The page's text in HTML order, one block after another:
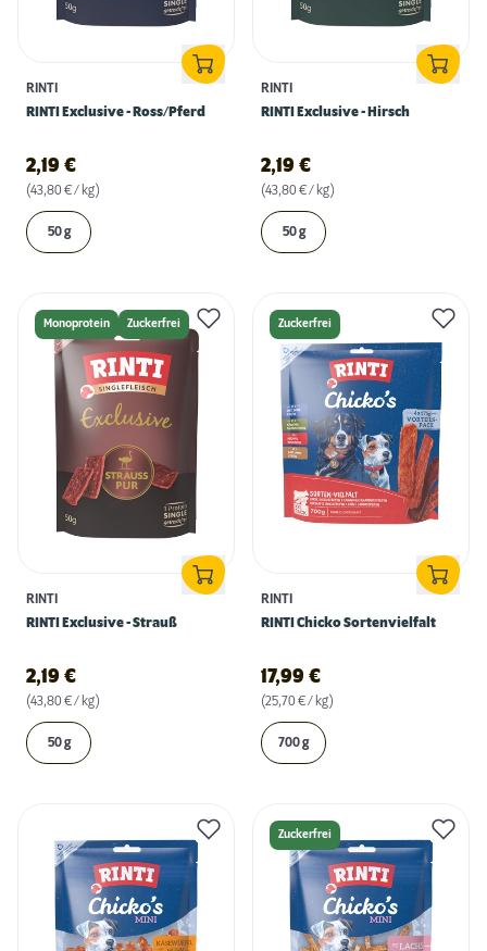
RINTI
RINTI Exclusive - Ross/Pferd
2,19 €
(43,80 € / kg)
50 g
RINTI
RINTI Exclusive - Hirsch
2,19 €
(43,80 € / kg)
50 g
Monoprotein Zuckerfrei
RINTI
RINTI Exclusive - Strauß
2,19 €
(43,80 € / kg)
50 g
Zuckerfrei
RINTI
RINTI Chicko Sortenvielfalt
17,99 €
(25,70 € / kg)
700 g
Zuckerfrei